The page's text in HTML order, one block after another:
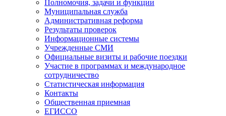
Полномочия, задачи и функции
Муниципальная служба
Административная реформа
Результаты проверок
Информационные системы
Учрежденные СМИ
Официальные визиты и рабочие поездки
Участие в программах и международное
сотрудничество
Статистическая информация
Контакты
Общественная приемная
ЕГИССО